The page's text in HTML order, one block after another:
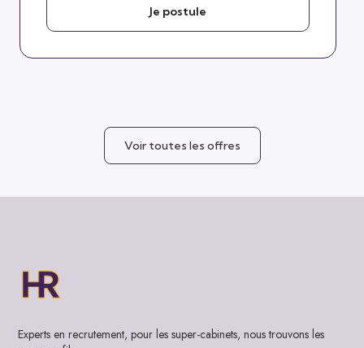
Je postule
Voir toutes les offres
Experts en recrutement, pour les super-cabinets, nous trouvons les